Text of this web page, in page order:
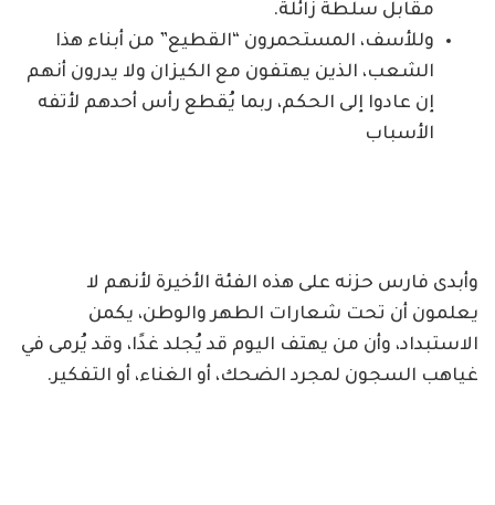
مقابل سلطة زائلة.
وللأسف، المستحمرون “القطيع” من أبناء هذا
الشعب، الذين يهتفون مع الكيزان ولا يدرون أنهم
إن عادوا إلى الحكم، ربما يُقطع رأس أحدهم لأتفه
الأسباب
وأبدى فارس حزنه على هذه الفئة الأخيرة لأنهم لا
يعلمون أن تحت شعارات الطهر والوطن، يكمن
الاستبداد، وأن من يهتف اليوم قد يُجلد غدًا، وقد يُرمى في
غياهب السجون لمجرد الضحك، أو الغناء، أو التفكير.